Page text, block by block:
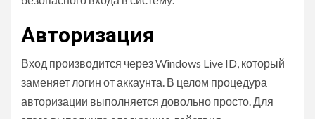
Авторизация
Вход производится через Windows Live ID, который
заменяет логин от аккаунта. В целом процедура
авторизации выполняется довольно просто. Для